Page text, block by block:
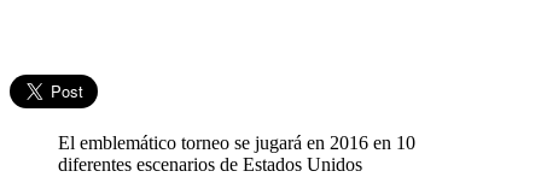
El emblemático torneo se jugará en 2016 en 10
diferentes escenarios de Estados Unidos